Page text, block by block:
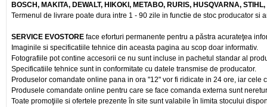
BOSCH, MAKITA, DEWALT, HIKOKI, METABO, RURIS, HUSQVARNA,
Termenul de livrare poate dura intre 1 - 90 zile in functie de stoc producator si
SERVICE EVOSTORE face eforturi permanente pentru a păstra acurateţea
Imaginile si specificatiile tehnice din aceasta pagina au scop doar informativ.
Fotografiile pot contine accesorii ce nu sunt incluse in pachetul standar al
Specificatiile tehnice sunt in conformitate cu datele transmise de producator.
Produselor comandate online pana in ora "12" vor fi ridicate in 24 ore, iar cele
Produsele comandate online pentru care se face comanda externa sunt
Toate promoţiile si ofertele prezente în site sunt valabile în limita stocului